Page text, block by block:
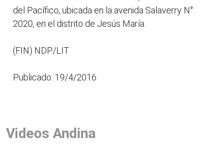
del Pacífico, ubicada en la avenida Salaverry N°
2020, en el distrito de Jesús María.
(FIN) NDP/LIT
Publicado: 19/4/2016
Videos Andina